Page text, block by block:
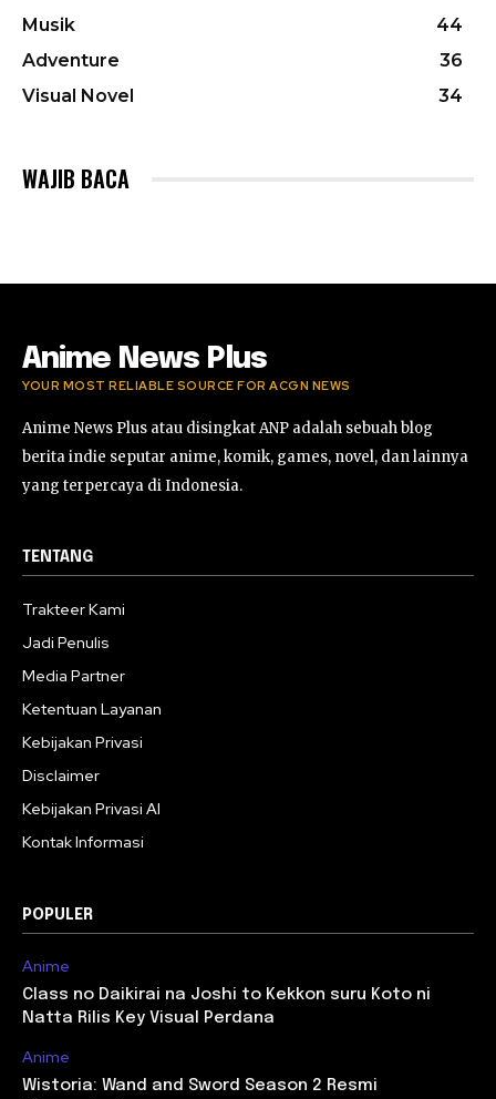
Musik
44
Adventure
36
Visual Novel
34
WAJIB BACA
Anime News Plus
YOUR MOST RELIABLE SOURCE FOR ACGN NEWS
Anime News Plus atau disingkat ANP adalah sebuah blog
berita indie seputar anime, komik, games, novel, dan lainnya
yang terpercaya di Indonesia.
TENTANG
Trakteer Kami
Jadi Penulis
Media Partner
Ketentuan Layanan
Kebijakan Privasi
Disclaimer
Kebijakan Privasi AI
Kontak Informasi
POPULER
Anime
Class no Daikirai na Joshi to Kekkon suru Koto ni
Natta Rilis Key Visual Perdana
Anime
Wistoria: Wand and Sword Season 2 Resmi